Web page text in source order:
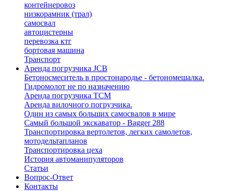
контейнеровоз
низкорамник (трал)
самосвал
автоцистерны
перевозка ктг
бортовая машина
Транспорт
Аренда погрузчика JCB
Бетоносмеситель в простонародье - бетономешалка.
Гидромолот не по назначению
Аренда погрузчика TCM
Аренда вилочного погрузчика.
Один из самых больших самосвалов в мире
Самый большой экскаватор - Bagger 288
Транспортировка вертолетов, легких самолетов,
мотодельтапланов
Транспортировка цеха
История автоманипуляторов
Статьи
Вопрос-Ответ
Контакты